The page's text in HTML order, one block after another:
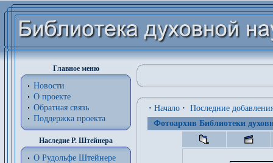
Главное меню
Новости
О проекте
Обратная связь
Поддержка проекта
Наследие Р. Штейнера
О Рудольфе Штейнере
· Начало · Последние
Фотоархив Библиотеки